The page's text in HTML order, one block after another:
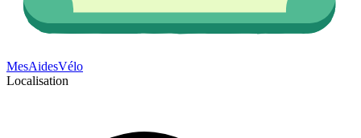
MesAidesVélo
Localisation